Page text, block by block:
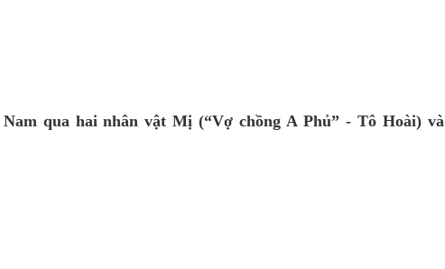
qua hai nhân vật Mị (“Vợ chồng A Phủ” - Tô Hoài) và